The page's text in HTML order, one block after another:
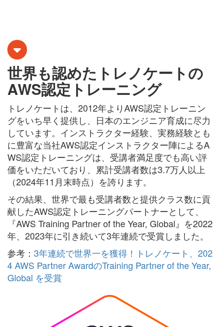
世界も認めたトレノケートの
AWS認定トレーニング
トレノケートは、2012年よりAWS認定トレーニン
グをいち早く提供し、日本のエンジニア育成に尽力
しています。インストラクター経験、実務経験とも
に豊富な当社AWS認定インストラクター陣によるA
WS認定トレーニングは、受講者満足度でも高い評
価をいただいており、累計受講者数は3.7万人以上
（2024年11月末時点）を誇ります。
その結果、世界で最も受講者数と提供クラス数に貢
献したAWS認定トレーニングパートナーとして、
『AWS Training Partner of the Year, Global』を2022
年、2023年に引き続いて3年連続で受賞しました。
参考： 3年連続で世界一を獲得！トレノケート、202
4 AWS Partner AwardのTraining Partner of the Year,
Global を受賞